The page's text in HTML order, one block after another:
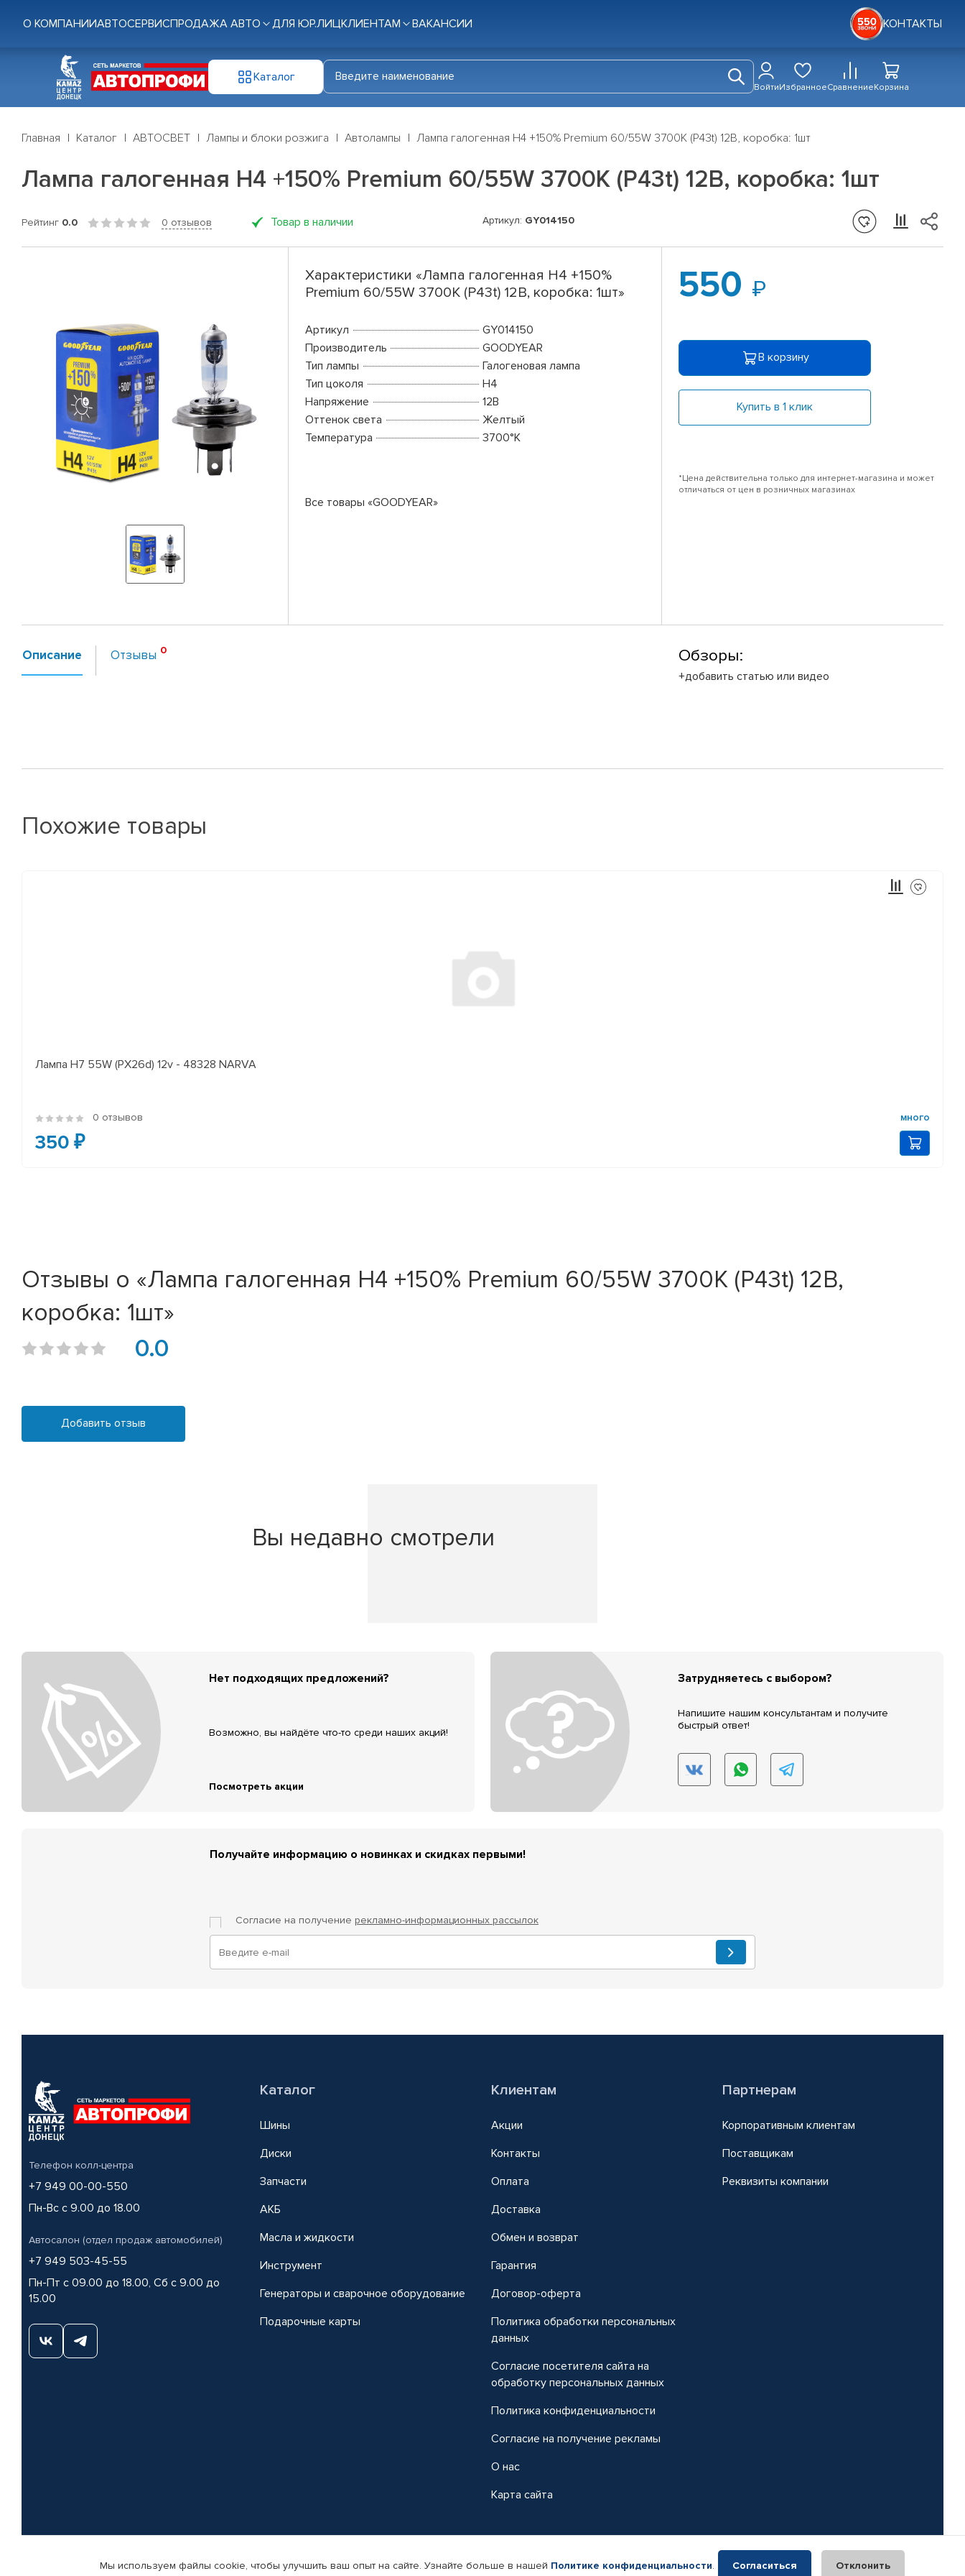
О КОМПАНИИАВТОСЕРВИСПРОДАЖА АВТО ДЛЯ ЮР.ЛИЦКЛИЕНТАМ ВАКАНСИИ КОНТАКТЫ
Каталог
ВойтиИзбранноеСравнениеКорзина
Главная Каталог АВТОСВЕТ Лампы и блоки розжига Автолампы Лампа галогенная H4 +150% Premium 60/55W 3700K (P43t) 12В, коробка: 1шт
Лампа галогенная H4 +150% Premium 60/55W 3700K (P43t) 12В, коробка: 1шт
Рейтинг 0.0 0 отзывов Товар в наличии Артикул: GY014150
Характеристики «Лампа галогенная H4 +150%
Premium 60/55W 3700K (P43t) 12В, коробка: 1шт»
Артикул
GY014150
Производитель
GOODYEAR
Тип лампы
Галогеновая лампа
Тип цоколя
H4
Напряжение
12В
Оттенок света
Желтый
Температура
3700°K
Все товары «GOODYEAR»
550
В корзину
Купить в 1 клик
*Цена действительна только для интернет-магазина и может
отличаться от цен в розничных магазинах
Описание Отзывы Обзоры:
+добавить статью или видео
Похожие товары
Лампа H7 55W (PX26d) 12v - 48328 NARVA
0 отзывов много
350 ₽
Отзывы о «Лампа галогенная H4 +150% Premium 60/55W 3700K (P43t) 12В,
коробка: 1шт»
0.0
Добавить отзыв
Вы недавно смотрели
Нет подходящих предложений?
Возможно, вы найдёте что-то среди наших акций!
Посмотреть акции
Затрудняетесь с выбором?
Напишите нашим консультантам и получите
быстрый ответ!
Получайте информацию о новинках и скидках первыми!
Согласие на получение рекламно-информационных рассылок
Телефон колл-центра
+7 949 00-00-550
Пн-Вс с 9.00 до 18.00
Автосалон (отдел продаж автомобилей)
+7 949 503-45-55
Пн-Пт с 09.00 до 18.00, Сб с 9.00 до
15.00
Каталог
Шины
Диски
Запчасти
АКБ
Масла и жидкости
Инструмент
Генераторы и сварочное оборудование
Подарочные карты
Клиентам
Акции
Контакты
Оплата
Доставка
Обмен и возврат
Гарантия
Договор-оферта
Политика обработки персональных
данных
Согласие посетителя сайта на
обработку персональных данных
Политика конфиденциальности
Согласие на получение рекламы
О нас
Карта сайта
Партнерам
Корпоративным клиентам
Поставщикам
Реквизиты компании
© КАМАЗ ЦЕНТР ДОНЕЦК, 2015-2026. Все права защищены. Интернет-магазин автомобильных товаров Автопрофи.
Мы используем файлы cookie, чтобы улучшить ваш опыт на сайте. Узнайте больше в нашей Политике конфиденциальности. Согласиться Отклонить